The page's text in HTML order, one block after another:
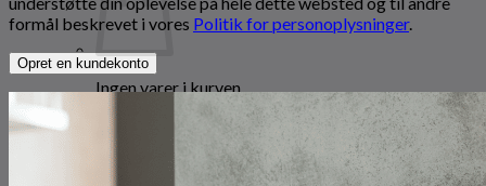
Ingen varer i kurven.
Tilbage til shoppen
formål beskrevet i vores Politik for personoplysninger.
Opret en kundekonto